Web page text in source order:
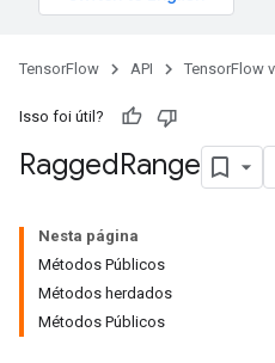
TensorFlow API TensorFlow
Isso foi útil?
RaggedRange
Nesta página
Métodos Públicos
Métodos herdados
Métodos Públicos